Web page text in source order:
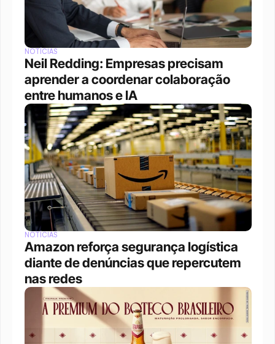
NOTÍCIAS
Neil Redding: Empresas precisam
aprender a coordenar colaboração
entre humanos e IA
NOTÍCIAS
Amazon reforça segurança logística
diante de denúncias que repercutem
nas redes